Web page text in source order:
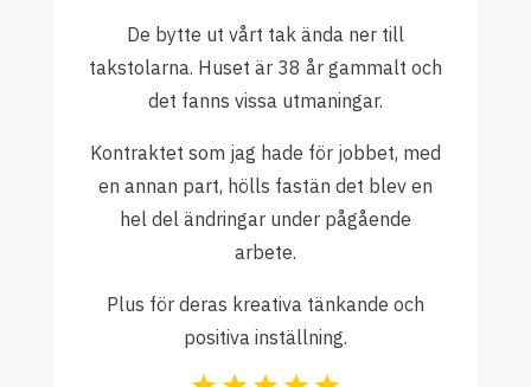
De bytte ut vårt tak ända ner till
takstolarna. Huset är 38 år gammalt och
det fanns vissa utmaningar.
Kontraktet som jag hade för jobbet, med
en annan part, hölls fastän det blev en
hel del ändringar under pågående
arbete.
Plus för deras kreativa tänkande och
positiva inställning.